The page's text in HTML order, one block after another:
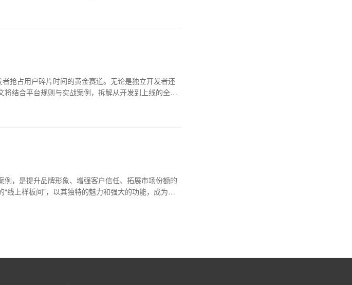
抢占用户碎片时间的黄金赛道。无论是独立开发者还
结合平台规则与实战案例，拆解从开发到上线的全流
，是提升品牌形象、增强客户信任、拓展市场份额的
线上样板间”，以其独特的魅力和强大的功能，成为企